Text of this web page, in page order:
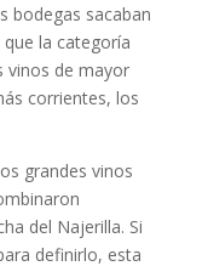
bodegas sacaban
la categoría
vinos de mayor
corrientes, los
grandes vinos
del Najerilla. Si
definirlo, esta